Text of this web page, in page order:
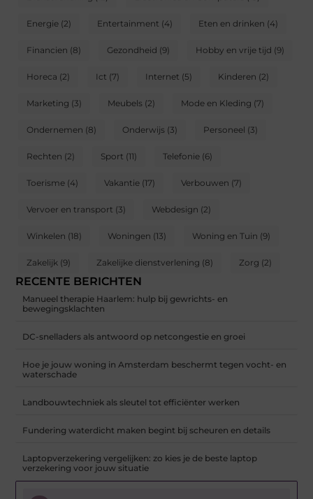
Energie (2) Entertainment (4) Eten en drinken (4)
Financien (8) Gezondheid (9) Hobby en vrije tijd (9)
Horeca (2) Ict (7) Internet (5) Kinderen (2)
Marketing (3) Meubels (2) Mode en Kleding (7)
Ondernemen (8) Onderwijs (3) Personeel (3)
Rechten (2) Sport (11) Telefonie (6)
Toerisme (4) Vakantie (17) Verbouwen (7)
Vervoer en transport (3) Webdesign (2)
Winkelen (18) Woningen (13) Woning en Tuin (9)
Zakelijk (9) Zakelijke dienstverlening (8) Zorg (2)
RECENTE BERICHTEN
Manueel therapie Haarlem: hulp bij gewrichts- en
bewegingsklachten
DC-snelladers als antwoord op netcongestie en groei
Hoe je jouw woning in Amsterdam beschermt tegen vocht- en
waterschade
Landbouwtechniek als sleutel tot efficiënter werken
Fundering waterdicht maken begint bij scheuren en details
Laptopverzekering vergelijken: zo kies je de beste laptop
verzekering voor jouw situatie